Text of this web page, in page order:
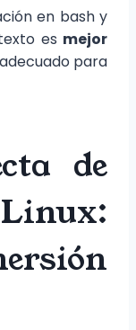
en bash y
es mejor
para
de